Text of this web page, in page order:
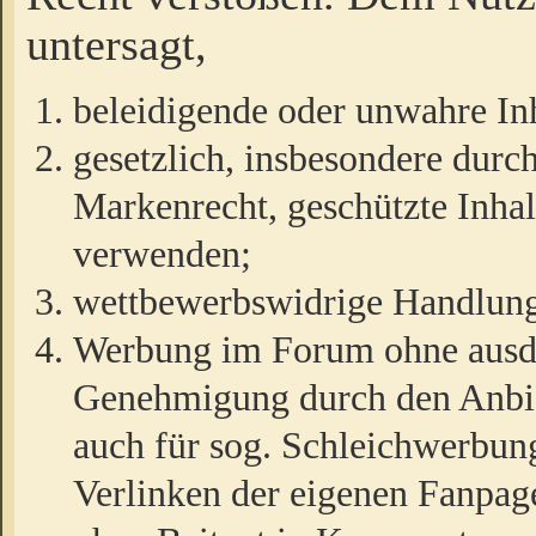
untersagt,
beleidigende oder unwahre
gesetzlich, insbesondere
Markenrecht, geschützte
verwenden;
wettbewerbswidrige
Werbung im Forum ohne
Genehmigung durch den
auch für sog.
Verlinken der eigenen